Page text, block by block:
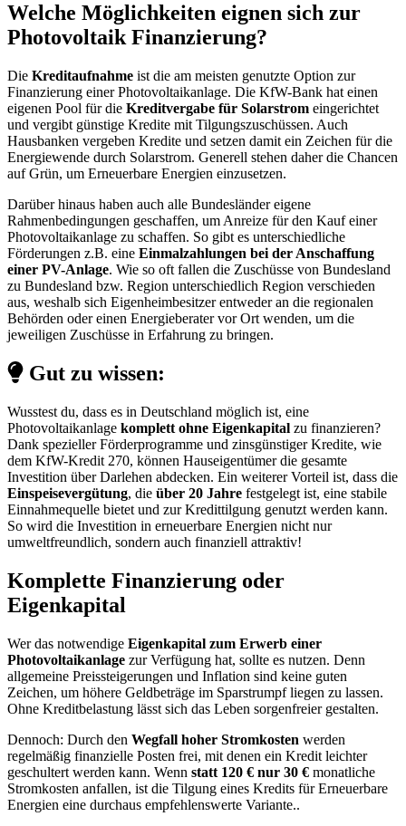
Welche Möglichkeiten eignen sich zur
Photovoltaik Finanzierung?
Die Kreditaufnahme ist die am meisten genutzte Option zur
Finanzierung einer Photovoltaikanlage. Die KfW-Bank hat einen
eigenen Pool für die Kreditvergabe für Solarstrom eingerichtet
und vergibt günstige Kredite mit Tilgungszuschüssen. Auch
Hausbanken vergeben Kredite und setzen damit ein Zeichen für die
Energiewende durch Solarstrom. Generell stehen daher die Chancen
auf Grün, um Erneuerbare Energien einzusetzen.
Darüber hinaus haben auch alle Bundesländer eigene
Rahmenbedingungen geschaffen, um Anreize für den Kauf einer
Photovoltaikanlage zu schaffen. So gibt es unterschiedliche
Förderungen z.B. eine Einmalzahlungen bei der Anschaffung
einer PV-Anlage. Wie so oft fallen die Zuschüsse von Bundesland
zu Bundesland bzw. Region unterschiedlich Region verschieden
aus, weshalb sich Eigenheimbesitzer entweder an die regionalen
Behörden oder einen Energieberater vor Ort wenden, um die
jeweiligen Zuschüsse in Erfahrung zu bringen.
Gut zu wissen:
Wusstest du, dass es in Deutschland möglich ist, eine
Photovoltaikanlage komplett ohne Eigenkapital zu finanzieren?
Dank spezieller Förderprogramme und zinsgünstiger Kredite, wie
dem KfW-Kredit 270, können Hauseigentümer die gesamte
Investition über Darlehen abdecken. Ein weiterer Vorteil ist, dass die
Einspeisevergütung, die über 20 Jahre festgelegt ist, eine stabile
Einnahmequelle bietet und zur Kredittilgung genutzt werden kann.
So wird die Investition in erneuerbare Energien nicht nur
umweltfreundlich, sondern auch finanziell attraktiv!
Komplette Finanzierung oder
Eigenkapital
Wer das notwendige Eigenkapital zum Erwerb einer
Photovoltaikanlage zur Verfügung hat, sollte es nutzen. Denn
allgemeine Preissteigerungen und Inflation sind keine guten
Zeichen, um höhere Geldbeträge im Sparstrumpf liegen zu lassen.
Ohne Kreditbelastung lässt sich das Leben sorgenfreier gestalten.
Dennoch: Durch den Wegfall hoher Stromkosten werden
regelmäßig finanzielle Posten frei, mit denen ein Kredit leichter
geschultert werden kann. Wenn statt 120 € nur 30 € monatliche
Stromkosten anfallen, ist die Tilgung eines Kredits für Erneuerbare
Energien eine durchaus empfehlenswerte Variante..